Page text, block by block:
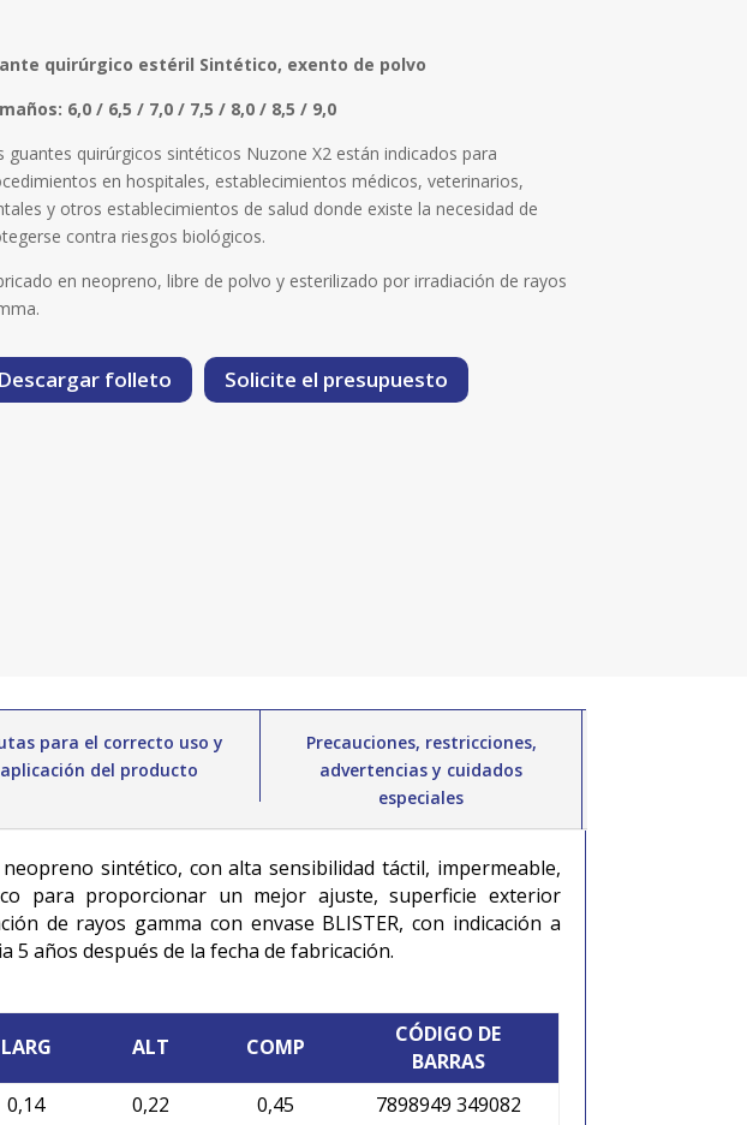
quirúrgico estéril Sintético, exento de polvo
6,0 / 6,5 / 7,0 / 7,5 / 8,0 / 8,5 / 9,0
guantes quirúrgicos sintéticos Nuzone X2 están indicados para
en hospitales, establecimientos médicos, veterinarios,
y otros establecimientos de salud donde existe la necesidad de
contra riesgos biológicos.
en neopreno, libre de polvo y esterilizado por irradiación de rayos
Descargar folleto Solicite el presupuesto
para el correcto uso y
aplicación del producto
Precauciones, restricciones,
advertencias y cuidados
especiales
sintético, con alta sensibilidad táctil, impermeable,
para proporcionar un mejor ajuste, superficie exterior
de rayos gamma con envase BLISTER, con indicación a
años después de la fecha de fabricación.
LARG ALT COMP
CÓDIGO DE
BARRAS
0,14 0,22 0,45 7898949 349082